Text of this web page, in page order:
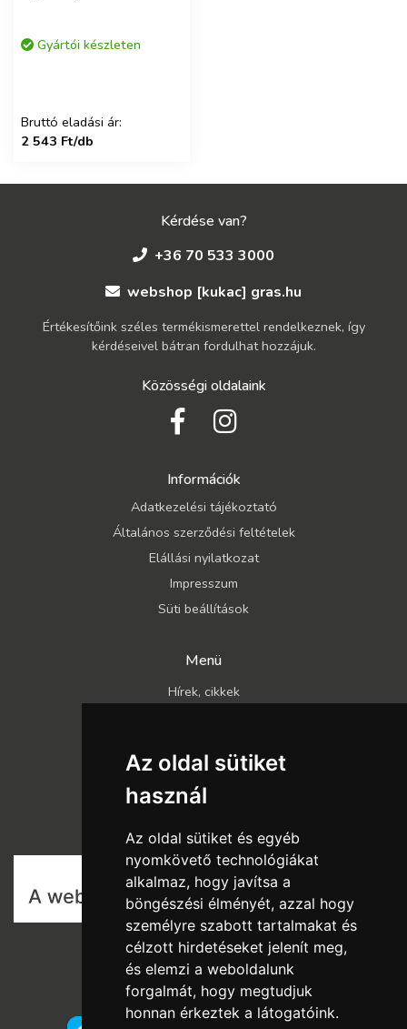
Az oldal sütiket
használ
Az oldal sütiket és egyéb
nyomkövető technológiákat
alkalmaz, hogy javítsa a
böngészési élményét, azzal hogy
személyre szabott tartalmakat és
célzott hirdetéseket jelenít meg,
és elemzi a weboldalunk
forgalmát, hogy megtudjuk
honnan érkeztek a látogatóink.
Gyártói készleten
Bruttó eladási ár:
2 543 Ft/db
Kérdése van?
+36 70 533 3000
webshop [kukac] gras.hu
Értékesítőink széles termékismerettel rendelkeznek, így
kérdéseivel bátran fordulhat hozzájuk.
Közösségi oldalaink
Információk
Adatkezelési tájékoztató
Általános szerződési feltételek
Elállási nyilatkozat
Impresszum
Süti beállítások
Menü
Hírek, cikkek
Rólunk
Szállítás és fizetés